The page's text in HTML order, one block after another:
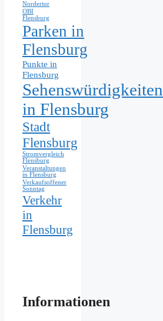
Nordertor
OBI
Flensburg
Parken in
Flensburg
Punkte in
Flensburg
Sehenswürdigkeiten
in Flensburg
Stadt
Flensburg
Stromvergleich
Flensburg
Veranstaltungen
in Flensburg
Verkaufsoffener
Sonntag
Verkehr
in
Flensburg
Informationen